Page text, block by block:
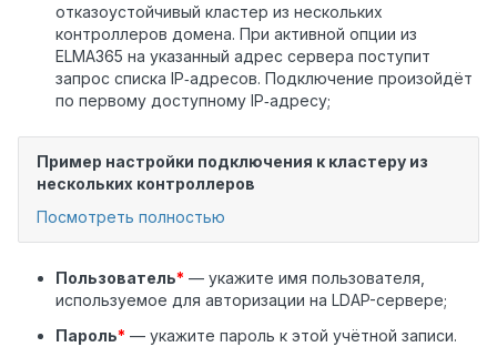
отказоустойчивый кластер из нескольких
контроллеров домена. При активной опции из
ELMA365 на указанный адрес сервера поступит
запрос списка IP‑адресов. Подключение произойдёт
по первому доступному IP‑адресу;
Пример настройки подключения к кластеру из
нескольких контроллеров
Посмотреть полностью
Пользователь* — укажите имя пользователя,
используемое для авторизации на LDAP-сервере;
Пароль* — укажите пароль к этой учётной записи.